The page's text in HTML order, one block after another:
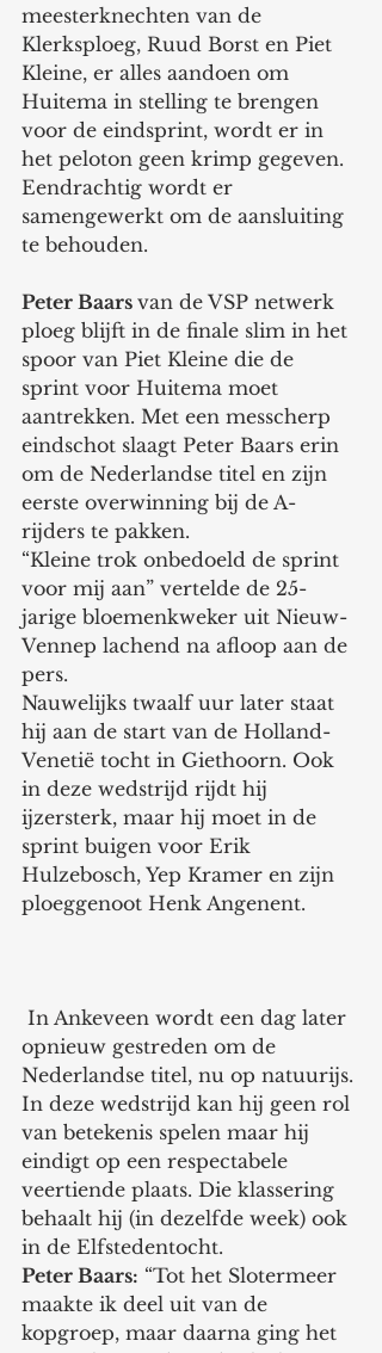
meesterknechten van de
Klerksploeg, Ruud Borst en Piet
Kleine, er alles aandoen om
Huitema in stelling te brengen
voor de eindsprint, wordt er in
het peloton geen krimp gegeven.
Eendrachtig wordt er
samengewerkt om de aansluiting
te behouden.
Peter Baars van de VSP netwerk
ploeg blijft in de finale slim in het
spoor van Piet Kleine die de
sprint voor Huitema moet
aantrekken. Met een messcherp
eindschot slaagt Peter Baars erin
om de Nederlandse titel en zijn
eerste overwinning bij de A-
rijders te pakken.
“Kleine trok onbedoeld de sprint
voor mij aan” vertelde de 25-
jarige bloemenkweker uit Nieuw-
Vennep lachend na afloop aan de
pers.
Nauwelijks twaalf uur later staat
hij aan de start van de Holland-
Venetië tocht in Giethoorn. Ook
in deze wedstrijd rijdt hij
ijzersterk, maar hij moet in de
sprint buigen voor Erik
Hulzebosch, Yep Kramer en zijn
ploeggenoot Henk Angenent.
opnieuw gestreden om de
Nederlandse titel, nu op natuurijs.
In deze wedstrijd kan hij geen rol
van betekenis spelen maar hij
eindigt op een respectabele
veertiende plaats. Die klassering
behaalt hij (in dezelfde week) ook
in de Elfstedentocht.
Peter Baars: “Tot het Slotermeer
maakte ik deel uit van de
kopgroep, maar daarna ging het